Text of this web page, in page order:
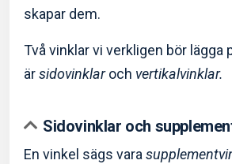
skapar dem.
Två vinklar vi verkligen bör lägga
ärsidovinklaroch vertikalvinklar.
Sidovinklar och
En vinkel sägs vara